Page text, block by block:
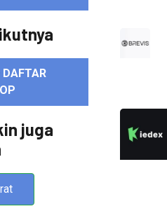
DAFTAR
juga